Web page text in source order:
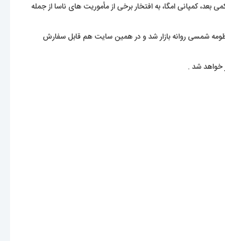
به تولید انبوه رسید و شاهکار افسانه ای امگا نسل چهارم اِسپیدمستر با کالیبر 861 معرفی گردید. کمی بعد، کمپانی امگا، به افتخار برخی از مأموریت های ناسا از جمله
به جهان معرفی کرد که در 11 رنگ با الهامی از رنگ های سیارات منظومه شمسی روانه بازار شد و در همین سایت هم قابل سفارش
خواهد شد .